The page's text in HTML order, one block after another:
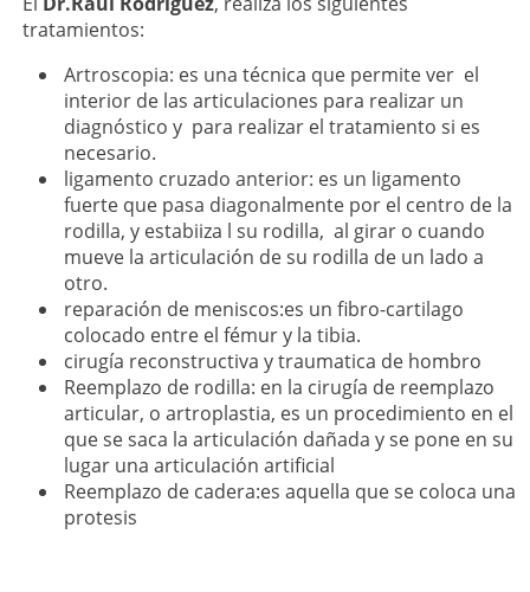
tratamientos:
Artroscopia: es una técnica que permite ver el
interior de las articulaciones para realizar un
diagnóstico y para realizar el tratamiento si es
necesario.
ligamento cruzado anterior: es un ligamento
fuerte que pasa diagonalmente por el centro de la
rodilla, y estabiiza l su rodilla, al girar o cuando
mueve la articulación de su rodilla de un lado a
otro.
reparación de meniscos:es un fibro-cartilago
colocado entre el fémur y la tibia.
cirugía reconstructiva y traumatica de hombro
Reemplazo de rodilla: en la cirugía de reemplazo
articular, o artroplastia, es un procedimiento en el
que se saca la articulación dañada y se pone en su
lugar una articulación artificial
Reemplazo de cadera:es aquella que se coloca una
protesis